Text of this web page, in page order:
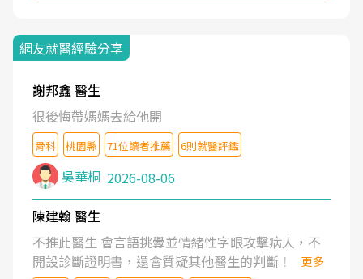
網友就醫經驗分享
謝邦鑫 醫生
很後悔帶媽媽去給他開
骨科 桃園縣 71位讀者推薦 6則就醫評鑑
吳華桐 2026-08-06
陳建翰 醫生
不推此醫生 會言語挑釁並情緒性字眼攻擊病人，不
開設診斷證明書，還會質疑其他醫生的判斷！
更多